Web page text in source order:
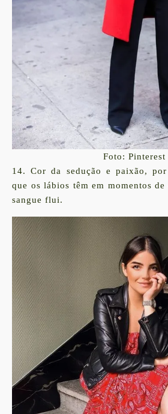
Foto: Pinterest
14. Cor da sedução e paixão,
que os lábios têm em momentos
sangue flui.